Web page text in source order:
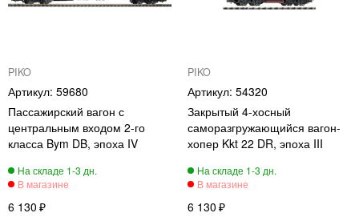
PIKO
59680
Пассажирский вагон с
центральным входом 2-го
класса Bym DB, эпоха IV
6 130
PIKO
54320
Закрытый 4-хосный
саморазгружающийся вагон-
хопер Kkt 22 DR, эпоха III
6 130